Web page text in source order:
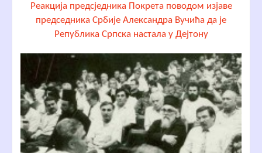
Реакција предсједника Покрета поводом изјаве
председника Србије Александра Вучића да је
Република Српска настала у Дејтону